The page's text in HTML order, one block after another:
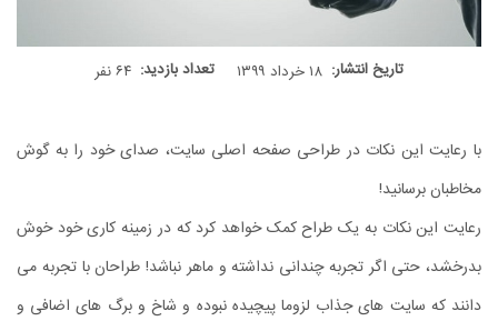
تاریخ انتشار: ۱۸ خرداد ۱۳۹۹ تعداد بازدید: ۶۴ نفر
با رعایت این نکات در طراحی صفحه اصلی سایت، صدای خود را به گوش
مخاطبان برسانید!
رعایت این نکات به یک طراح کمک خواهد کرد که در زمینه کاری خود خوش
بدرخشد، حتی اگر تجربه چندانی نداشته و ماهر نباشد! طراحان با تجربه می
دانند که سایت های جذاب لزوما پیچیده نبوده و شاخ و برگ های اضافی و